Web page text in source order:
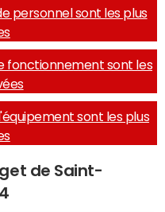
personnel sont les plus
fonctionnement sont les
sont les plus
de Saint-